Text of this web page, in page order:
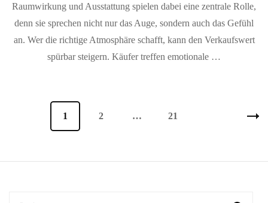
Raumwirkung und Ausstattung spielen dabei eine zentrale Rolle,
denn sie sprechen nicht nur das Auge, sondern auch das Gefühl
an. Wer die richtige Atmosphäre schafft, kann den Verkaufswert
spürbar steigern. Käufer treffen emotionale …
Seite
1 Seite
2 … Seite
21